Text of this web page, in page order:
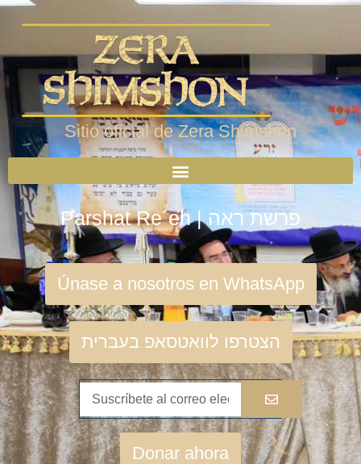
Sitio oficial de Zera Shimshon
Parshat Re´eh | פרשת ראה
Únase a nosotros en WhatsApp
הצטרפו לוואטסאפ בעברית
Donar ahora